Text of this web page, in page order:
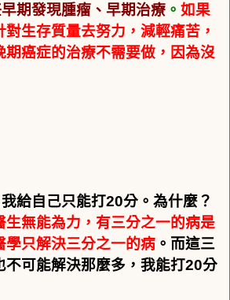
期發現腫瘤、早期治療 。 如果
生存質量去努力，減輕痛苦，
期癌症的治療不需要做，因為沒
給自己只能打20分。為什麼？
生無能為力，有三分之一的病是
學只解決三分之一的病 。而這三
不可能解決那麼多，我能打20分